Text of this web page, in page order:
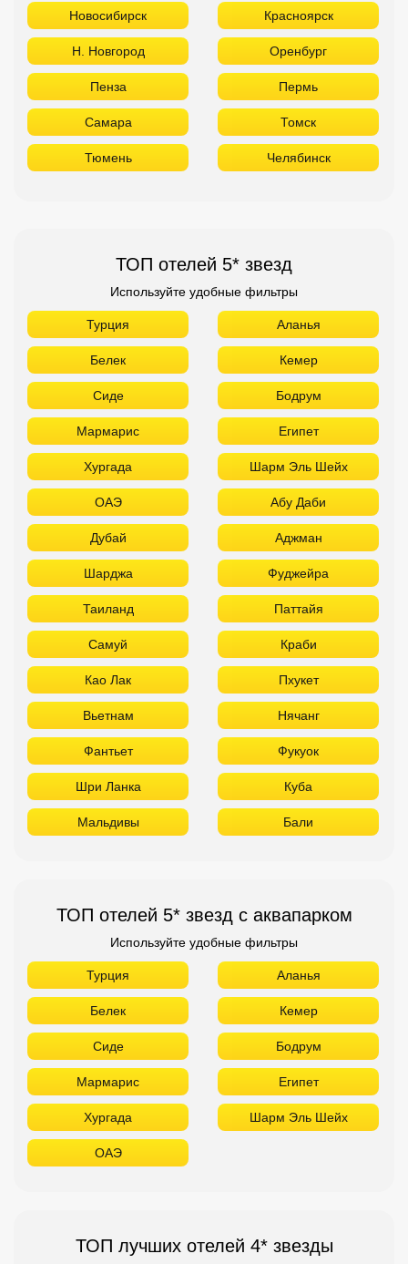
Новосибирск Красноярск
Н. Новгород Оренбург
Пенза Пермь
Самара Томск
Тюмень Челябинск
ТОП отелей 5* звезд
Используйте удобные фильтры
Турция Аланья
Белек Кемер
Сиде Бодрум
Мармарис Египет
Хургада Шарм Эль Шейх
ОАЭ Абу Даби
Дубай Аджман
Шарджа Фуджейра
Таиланд Паттайя
Самуй Краби
Као Лак Пхукет
Вьетнам Нячанг
Фантьет Фукуок
Шри Ланка Куба
Мальдивы Бали
ТОП отелей 5* звезд с аквапарком
Используйте удобные фильтры
Турция Аланья
Белек Кемер
Сиде Бодрум
Мармарис Египет
Хургада Шарм Эль Шейх
ОАЭ
ТОП лучших отелей 4* звезды